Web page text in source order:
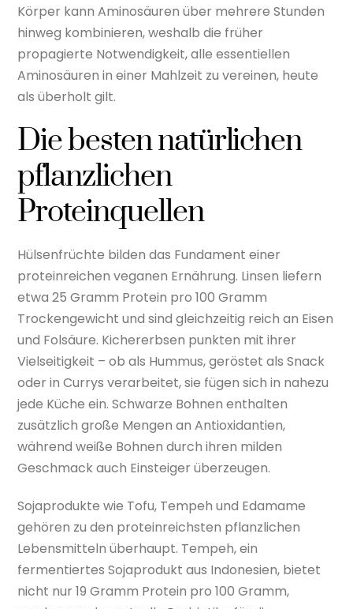
Körper kann Aminosäuren über mehrere Stunden
hinweg kombinieren, weshalb die früher
propagierte Notwendigkeit, alle essentiellen
Aminosäuren in einer Mahlzeit zu vereinen, heute
als überholt gilt.
Die besten natürlichen
pflanzlichen
Proteinquellen
Hülsenfrüchte bilden das Fundament einer
proteinreichen veganen Ernährung. Linsen liefern
etwa 25 Gramm Protein pro 100 Gramm
Trockengewicht und sind gleichzeitig reich an Eisen
und Folsäure. Kichererbsen punkten mit ihrer
Vielseitigkeit – ob als Hummus, geröstet als Snack
oder in Currys verarbeitet, sie fügen sich in nahezu
jede Küche ein. Schwarze Bohnen enthalten
zusätzlich große Mengen an Antioxidantien,
während weiße Bohnen durch ihren milden
Geschmack auch Einsteiger überzeugen.
Sojaprodukte wie Tofu, Tempeh und Edamame
gehören zu den proteinreichsten pflanzlichen
Lebensmitteln überhaupt. Tempeh, ein
fermentiertes Sojaprodukt aus Indonesien, bietet
nicht nur 19 Gramm Protein pro 100 Gramm,